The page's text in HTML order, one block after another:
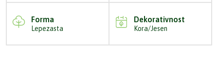
Forma
Lepezasta
Dekorativnost
Kora/Jesen